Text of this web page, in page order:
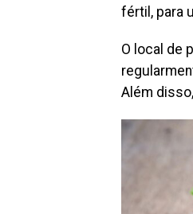
fértil, para
O local de
Além